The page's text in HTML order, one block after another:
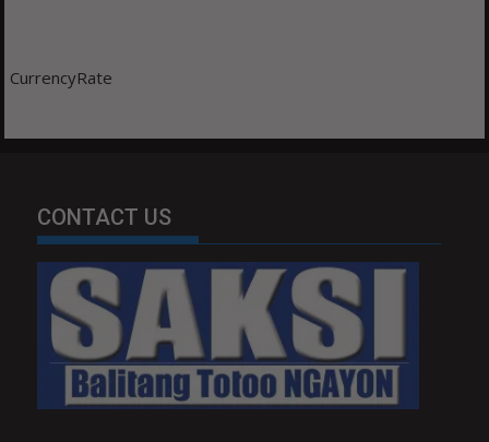
CurrencyRate
CONTACT US